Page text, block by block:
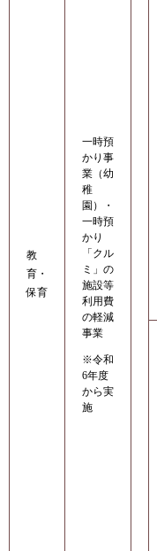
教
育・
保育
一時預
かり事
業（幼
稚
園）・
一時預
かり
「クル
ミ」の
施設等
利用費
の軽減
事業
※令和
6年度
から実
施